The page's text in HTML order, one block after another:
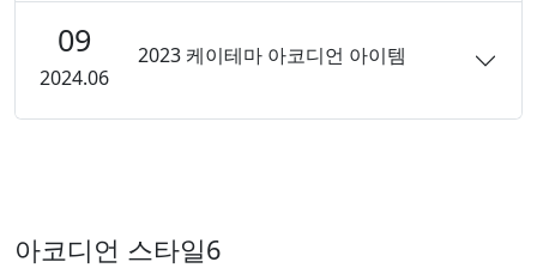
09
2024.06
2023 케이테마 아코디언 아이템
아코디언 스타일6